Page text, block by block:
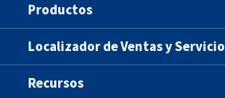
Productos
Localizador de Ventas y Servicio
Recursos